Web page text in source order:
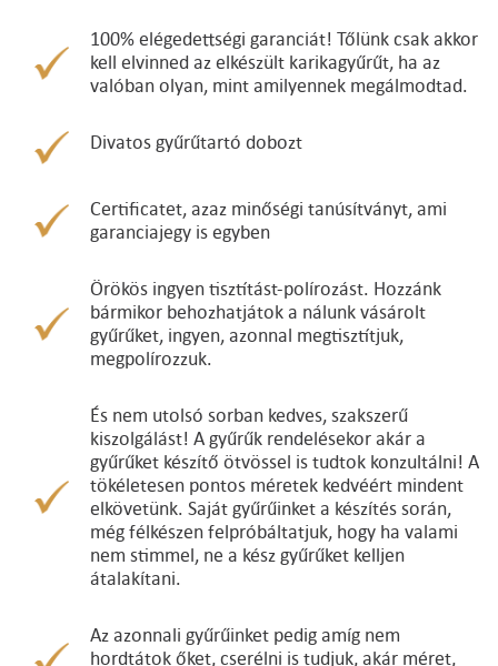
100% elégedettségi garanciát! Tőlünk csak akkor
kell elvinned az elkészült karikagyűrűt, ha az
valóban olyan, mint amilyennek megálmodtad.
Divatos gyűrűtartó dobozt
Certificatet, azaz minőségi tanúsítványt, ami
garanciajegy is egyben
Örökös ingyen tisztítást-polírozást. Hozzánk
bármikor behozhatjátok a nálunk vásárolt
gyűrűket, ingyen, azonnal megtisztítjuk,
megpolírozzuk.
És nem utolsó sorban kedves, szakszerű
kiszolgálást! A gyűrűk rendelésekor akár a
gyűrűket készítő ötvössel is tudtok konzultálni! A
tökéletesen pontos méretek kedvéért mindent
elkövetünk. Saját gyűrűinket a készítés során,
még félkészen felpróbáltatjuk, hogy ha valami
nem stimmel, ne a kész gyűrűket kelljen
átalakítani.
Az azonnali gyűrűinket pedig amíg nem
hordtátok őket, cserélni is tudjuk, akár méret,